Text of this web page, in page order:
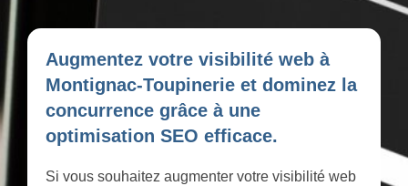
Augmentez votre visibilité web à
Montignac-Toupinerie et dominez la
concurrence grâce à une
optimisation SEO efficace.
Si vous souhaitez augmenter votre visibilité web